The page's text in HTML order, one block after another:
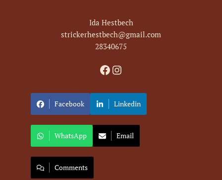
Ida Hestbech
strickerhestbech@gmail.com
28340675
Facebook
Instagram
Facebook Linkedin
WhatsApp Email
Comments